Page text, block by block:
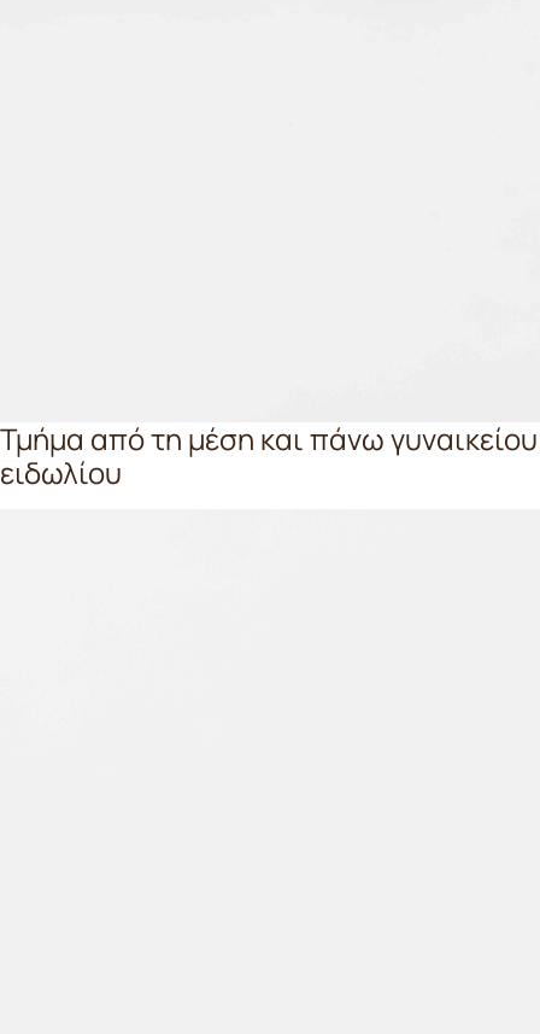
Τμήμα από τη μέση και πάνω γυναικείου
ειδωλίου